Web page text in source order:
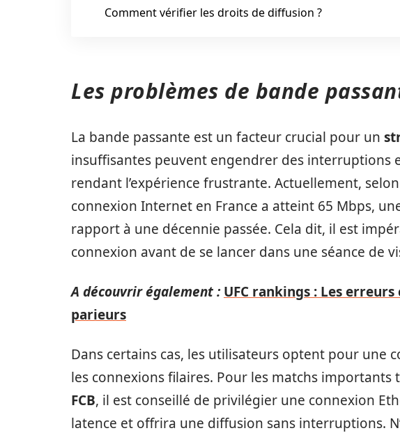
Comment vérifier les droits de diffusion ?
Les problèmes de bande
La bande passante est un facteur crucial pour un
insuffisantes peuvent engendrer des interruptions
rendant l’expérience frustrante. Actuellement, selon
connexion Internet en France a atteint 65 Mbps,
rapport à une décennie passée. Cela dit, il est
connexion avant de se lancer dans une séance de
A découvrir également : UFC rankings : Les
parieurs
Dans certains cas, les utilisateurs optent pour une
les connexions filaires. Pour les matchs importants
FCB, il est conseillé de privilégier une connexion
latence et offrira une diffusion sans interruptions.